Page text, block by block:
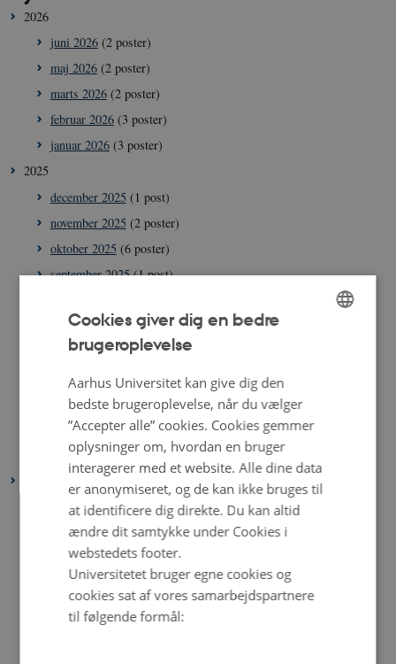
2026
juni 2026(2 poster)
maj 2026(2 poster)
marts 2026(2 poster)
februar 2026(3 poster)
januar 2026(3 poster)
2025
december 2025 (1 post)
november 2025 (2 poster)
oktober 2025 (6 poster)
september 2025(1 post)
juni 2025(2 poster)
maj 2025(1 post)
april 2025(2 poster)
marts 2025(2 poster)
februar 2025(2 poster)
januar 2025(2 poster)
december 2024(2 poster)
november 2024(3 poster)
oktober 2024(2 poster)
september 2024(4 poster)
august 2024
(2 poster)
Cookies giver dig en bedre
brugeroplevelse
Aarhus Universitet kan give dig den
bedste brugeroplevelse, når du vælger
”Accepter alle” cookies. Cookies gemmer
oplysninger om, hvordan en bruger
interagerer med et website. Alle dine data
er anonymiseret, og de kan ikke bruges til
at identificere dig direkte. Du kan altid
ændre dit samtykke under Cookies i
webstedets footer.
Universitetet bruger egne cookies og
cookies sat af vores samarbejdspartnere
til følgende formål: